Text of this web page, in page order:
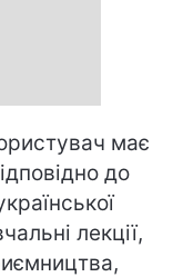
має
до
лекції,